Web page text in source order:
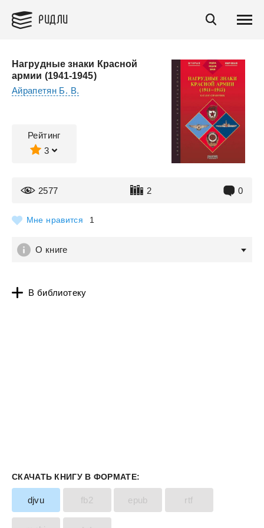
РИДЛИ
Нагрудные знаки Красной
армии (1941-1945)
Айрапетян Б. В.
Рейтинг
3
2577 2 0
Мне нравится 1
О книге
В библиотеку
СКАЧАТЬ КНИГУ В ФОРМАТЕ:
djvu fb2 epub rtf